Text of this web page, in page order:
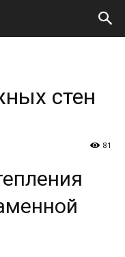
стен
81